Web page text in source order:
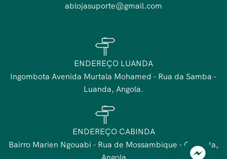
ablojasuporte@gmail.com
ENDEREÇO LUANDA
Ingombota Avenida Murtala Mohamed - Rua da Samba -
Luanda, Angola.
ENDEREÇO CABINDA
Bairro Marien Ngouabi - Rua de Mossambique - Cabinda,